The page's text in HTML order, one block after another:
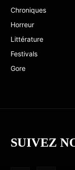
Chroniques
Horreur
Littérature
Festivals
Gore
SUIVEZ